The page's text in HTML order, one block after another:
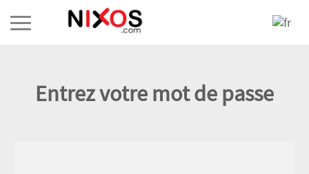
Entrez votre mot de passe